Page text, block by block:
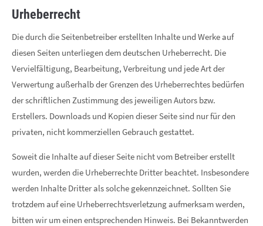
Urheberrecht
Die durch die Seitenbetreiber erstellten Inhalte und Werke auf
diesen Seiten unterliegen dem deutschen Urheberrecht. Die
Vervielfältigung, Bearbeitung, Verbreitung und jede Art der
Verwertung außerhalb der Grenzen des Urheberrechtes bedürfen
der schriftlichen Zustimmung des jeweiligen Autors bzw.
Erstellers. Downloads und Kopien dieser Seite sind nur für den
privaten, nicht kommerziellen Gebrauch gestattet.
Soweit die Inhalte auf dieser Seite nicht vom Betreiber erstellt
wurden, werden die Urheberrechte Dritter beachtet. Insbesondere
werden Inhalte Dritter als solche gekennzeichnet. Sollten Sie
trotzdem auf eine Urheberrechtsverletzung aufmerksam werden,
bitten wir um einen entsprechenden Hinweis. Bei Bekanntwerden